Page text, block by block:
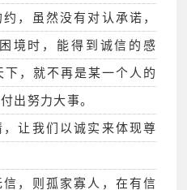
，虽然没有对认承诺，
境时，能得到诚信的感
，就不再是某一个人的
出努力大事。
让我们以诚实来体现尊
，则孤家寡人，在有信